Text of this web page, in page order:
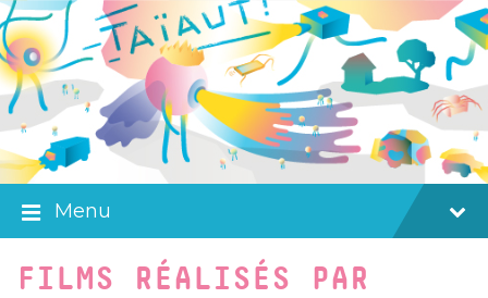
Skip
to
content
Skip
to
main
navigation
Skip
to
footer
Menu
FILMS RÉALISÉS PAR